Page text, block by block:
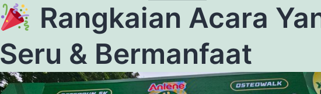
Rangkaian Acara
Seru & Bermanfaat